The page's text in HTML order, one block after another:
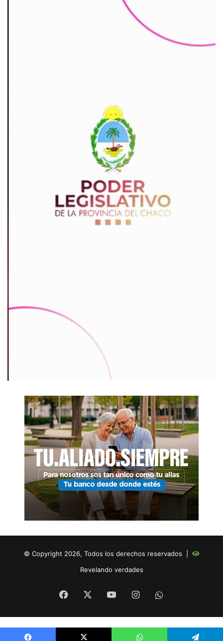
© Copyright 2026, Todos los derechos reservados |
Revelando verdades
Facebook YouTubeInstagram